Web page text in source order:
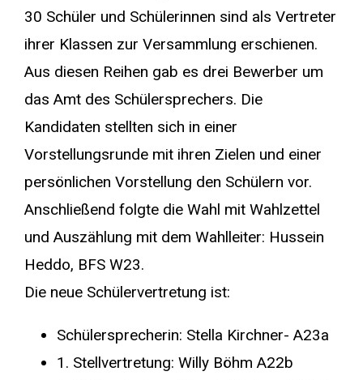
30 Schüler und Schülerinnen sind als Vertreter
ihrer Klassen zur Versammlung erschienen.
Aus diesen Reihen gab es drei Bewerber um
das Amt des Schülersprechers. Die
Kandidaten stellten sich in einer
Vorstellungsrunde mit ihren Zielen und einer
persönlichen Vorstellung den Schülern vor.
Anschließend folgte die Wahl mit Wahlzettel
und Auszählung mit dem Wahlleiter: Hussein
Heddo, BFS W23.
Die neue Schülervertretung ist:
Schülersprecherin: Stella Kirchner- A23a
1. Stellvertretung: Willy Böhm A22b